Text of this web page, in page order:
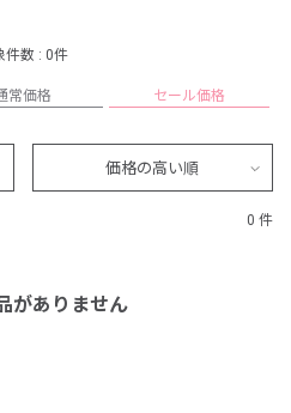
件数 : 0件
常価格 セール価格
価格の高い順
0 件
がありません